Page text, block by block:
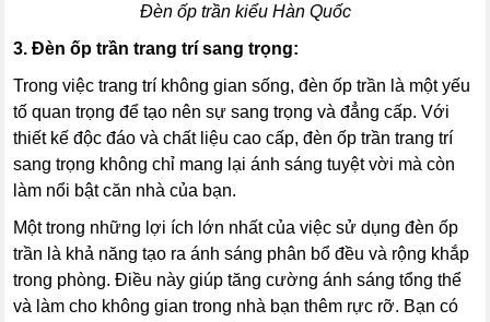
Đèn ốp trần kiểu Hàn Quốc
3. Đèn ốp trần trang trí sang trọng:
Trong việc trang trí không gian sống, đèn ốp trần là một yếu
tố quan trọng để tạo nên sự sang trọng và đẳng cấp. Với
thiết kế độc đáo và chất liệu cao cấp, đèn ốp trần trang trí
sang trọng không chỉ mang lại ánh sáng tuyệt vời mà còn
làm nổi bật căn nhà của bạn.
Một trong những lợi ích lớn nhất của việc sử dụng đèn ốp
trần là khả năng tạo ra ánh sáng phân bổ đều và rộng khắp
trong phòng. Điều này giúp tăng cường ánh sáng tổng thể
và làm cho không gian trong nhà bạn thêm rực rỡ. Bạn có